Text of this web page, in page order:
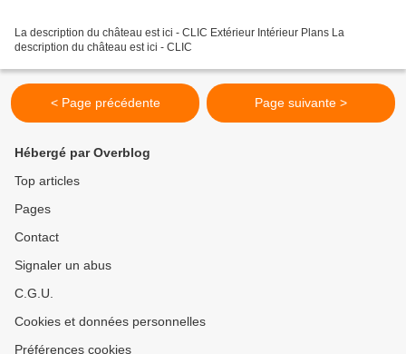
La description du château est ici - CLIC Extérieur Intérieur Plans La
description du château est ici - CLIC
< Page précédente Page suivante >
Hébergé par Overblog
Top articles
Pages
Contact
Signaler un abus
C.G.U.
Cookies et données personnelles
Préférences cookies